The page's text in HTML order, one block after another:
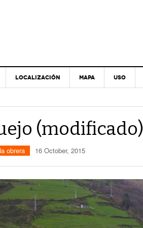
LOCALIZACIÓN MAPA USO
(modificado)
obrera 16 October, 2015